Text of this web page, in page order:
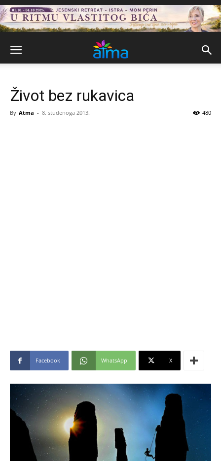
Život bez rukavica
By Atma - 8. studenoga 2013. 480
Facebook WhatsApp X